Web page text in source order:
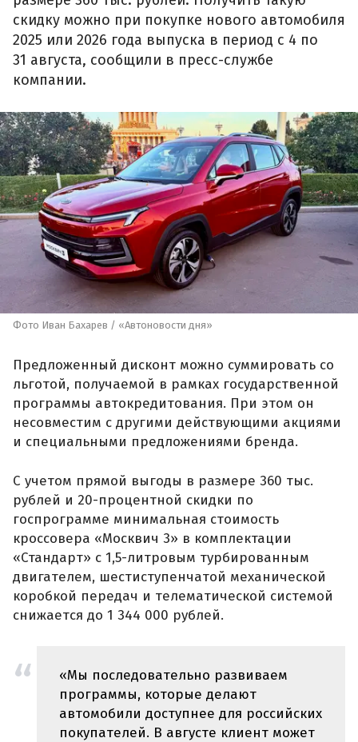
скидку можно при покупке нового автомобиля
2025 или 2026 года выпуска в период с 4 по
31 августа, сообщили в пресс-службе
компании.
Фото Иван Бахарев / «Автоновости дня»
Предложенный дисконт можно суммировать со
льготой, получаемой в рамках государственной
программы автокредитования. При этом он
несовместим с другими действующими акциями
и специальными предложениями бренда.
С учетом прямой выгоды в размере 360 тыс.
рублей и 20-процентной скидки по
госпрограмме минимальная стоимость
кроссовера «Москвич 3» в комплектации
«Стандарт» с 1,5-литровым турбированным
двигателем, шестиступенчатой механической
коробкой передач и телематической системой
снижается до 1 344 000 рублей.
«Мы последовательно развиваем
программы, которые делают
автомобили доступнее для российских
покупателей. В августе клиент может